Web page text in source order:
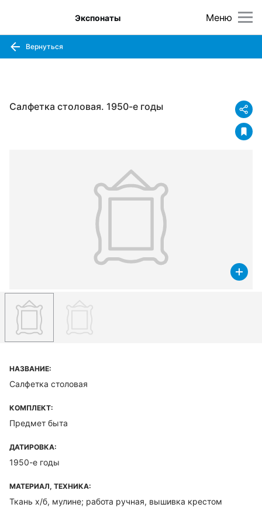
Меню
Экспонаты
Вернуться
Салфетка столовая. 1950-е годы
НАЗВАНИЕ:
Салфетка столовая
КОМПЛЕКТ:
Предмет быта
ДАТИРОВКА:
1950-е годы
МАТЕРИАЛ, ТЕХНИКА:
Ткань х/б, мулине; работа ручная, вышивка крестом